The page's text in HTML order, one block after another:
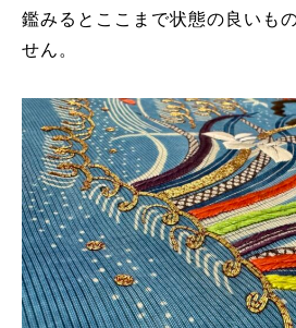
鑑みるとここまで状態の良いも
せん。